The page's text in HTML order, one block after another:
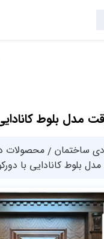
بلوط
ساختمان
محصولات
بلوط کانادایی با